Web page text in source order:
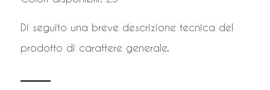
Di seguito una breve descrizione tecnica del
prodotto di carattere generale.